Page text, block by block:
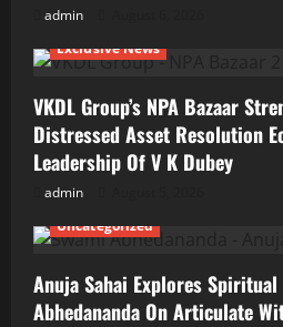
admin
Exclusive News
VKDL Group’s NPA Bazaar
Distressed Asset Resolution
Leadership Of V K Dubey
admin
Uncategorized
Anuja Sahai Explores
Abhedananda On Articulate